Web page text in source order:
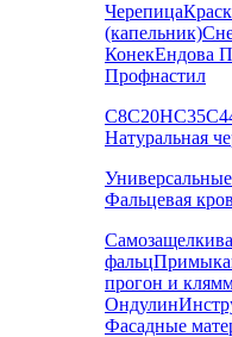
Черепица
(капельник)
КонекЕндова
Профнастил
С8С20НС35
Натуральная
Фальцевая
фальц
прогон и
Ондулин
Фасадные